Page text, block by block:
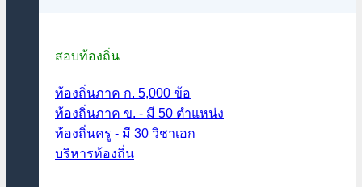
สอบท้องถิ่น
ท้องถิ่นภาค ก. 5,000 ข้อ
ท้องถิ่นภาค ข. - มี 50 ตำแหน่ง
ท้องถิ่นครู - มี 30 วิชาเอก
บริหารท้องถิ่น